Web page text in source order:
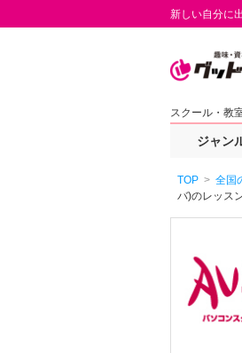
新しい自分に
スクール・教
ジャン
TOP 全国
バ)のレッス